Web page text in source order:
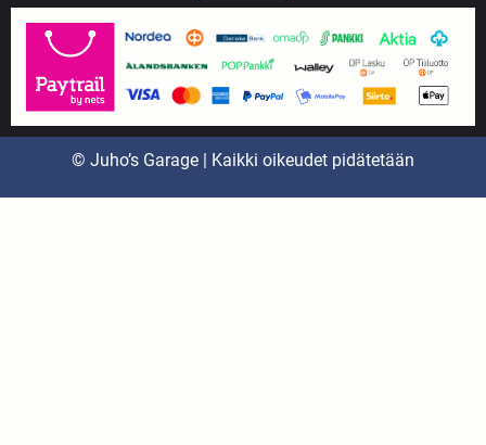
© Juho’s Garage | Kaikki oikeudet pidätetään